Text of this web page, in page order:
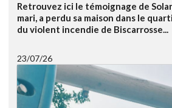
Retrouvez ici le témoignage de
mari, a perdu sa maison dans le
du violent incendie de Biscarrosse...
23/07/26